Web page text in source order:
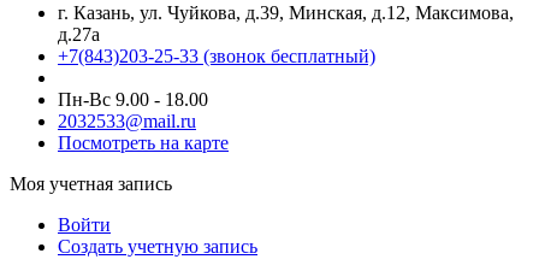
г. Казань, ул. Чуйкова, д.39, Минская, д.12, Максимова,
д.27а
+7(843)203-25-33 (звонок бесплатный)
Пн-Вс 9.00 - 18.00
2032533@mail.ru
Посмотреть на карте
Моя учетная запись
Войти
Создать учетную запись